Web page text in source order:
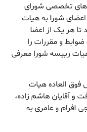
های تخصصی شورای
شورا به هیات
تا هر یک از اعضا
و مقررات را
رییسه شورا معرفی
فوق العاده هیات
و آقایان هاشم زاده،
افرام و عامری به